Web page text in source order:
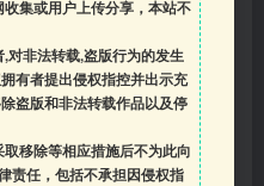
收集或用户上传分享，本站不
,对非法转载,盗版行为的发生
有者提出侵权指控并出示充
盗版和非法转载作品以及停
取移除等相应措施后不为此向
责任，包括不承担因侵权指